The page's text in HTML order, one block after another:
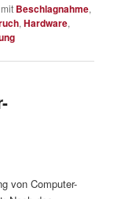
Beschlagnahme,
,Hardware,
von Computer-